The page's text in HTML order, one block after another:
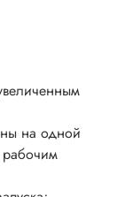
на одной
рабочим